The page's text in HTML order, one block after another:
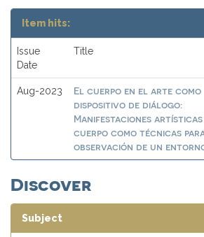
Item hits:
Issue
Date
Title
Aug-2023
El cuerpo en el arte como
dispositivo de diálogo:
Manifestaciones
cuerpo como técnicas
observación de un
Discover
Subject